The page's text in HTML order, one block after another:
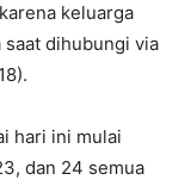
keluarga
saat dihubungi via
hari ini mulai
dan 24 semua